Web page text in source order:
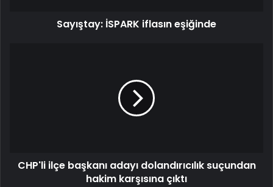
Sayıştay: İSPARK iflasın eşiğinde
CHP'li ilçe başkanı adayı dolandırıcılık suçundan
hakim karşısına çıktı